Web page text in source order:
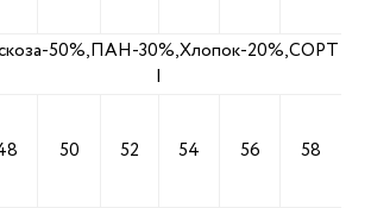
50%,ПАН-30%,Хлопок-20%,СОРТ
50 52 54 56 58